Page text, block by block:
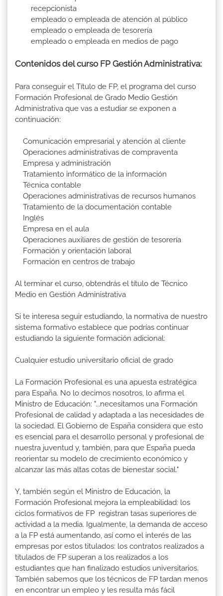
recepcionista
empleado o empleada de atención al público
empleado o empleada de tesorería
empleado o empleada en medios de pago
Contenidos del curso FP Gestión Administrativa:
Para conseguir el Título de FP, el programa del curso
Formación Profesional de Grado Medio Gestión
Administrativa que vas a estudiar se exponen a
continuación:
Comunicación empresarial y atención al cliente
Operaciones administrativas de compraventa
Empresa y administración
Tratamiento informático de la información
Técnica contable
Operaciones administrativas de recursos humanos
Tratamiento de la documentación contable
Inglés
Empresa en el aula
Operaciones auxiliares de gestión de tesorería
Formación y orientación laboral
Formación en centros de trabajo
Al terminar el curso, obtendrás el título de Técnico
Medio en Gestión Administrativa
Si te interesa seguir estudiando, la normativa de nuestro
sistema formativo establece que podrías continuar
estudiando la siguiente formación adicional:
Cualquier estudio universitario oficial de grado
La Formación Profesional es una apuesta estratégica
para España. No lo decimos nosotros, lo afirma el
Ministro de Educación: "...necesitamos una Formación
Profesional de calidad y adaptada a las necesidades de
la sociedad. El Gobierno de España considera que esto
es esencial para el desarrollo personal y profesional de
nuestra juventud y, también, para que España pueda
reorientar su modelo de crecimiento económico y
alcanzar las más altas cotas de bienestar social."
Y, también según el Ministro de Educación, la
Formación Profesional mejora la empleabilidad: los
ciclos formativos de FP registran tasas superiores de
actividad a la media. Igualmente, la demanda de acceso
a la FP está aumentando, así como el interés de las
empresas por estos titulados: los contratos realizados a
titulados de FP superan a los realizados a los
estudiantes que han finalizado estudios universitarios.
También sabemos que los técnicos de FP tardan menos
en encontrar un empleo y les resulta más fácil